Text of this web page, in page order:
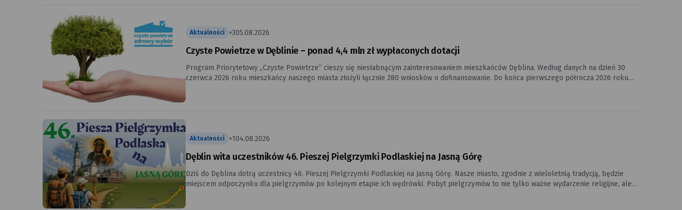
Aktualności +305.08.2026
Czyste Powietrze w Dęblinie – ponad 4,4 mln zł wypłaconych dotacji
Program Priorytetowy „Czyste Powietrze” cieszy się niesłabnącym zainteresowaniem mieszkańców Dęblina. Według danych na dzień 30
czerwca 2026 roku mieszkańcy naszego miasta złożyli łącznie 280 wniosków o dofinansowanie. Do końca pierwszego półrocza 2026 roku
Aktualności +104.08.2026
Dęblin wita uczestników 46. Pieszej Pielgrzymki Podlaskiej na Jasną Górę
Dziś do Dęblina dotrą uczestnicy 46. Pieszej Pielgrzymki Podlaskiej na Jasną Górę. Nasze miasto, zgodnie z wieloletnią tradycją, będzie
miejscem odpoczynku dla pielgrzymów po kolejnym etapie ich wędrówki. Pobyt pielgrzymów to nie tylko ważne wydarzenie religijne, ale